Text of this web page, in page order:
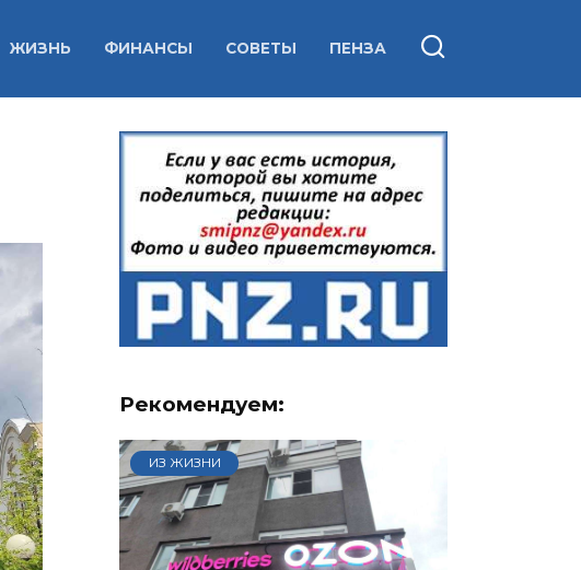
ЖИЗНЬ ФИНАНСЫ СОВЕТЫ ПЕНЗА
Рекомендуем:
ИЗ ЖИЗНИ